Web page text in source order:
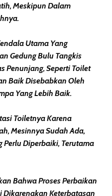
Meskipun Dalam
Utama Yang
Gedung Bulu Tangkis
Penunjang, Seperti Toilet
Baik Disebabkan Oleh
Yang Lebih Baik.
Toiletnya Karena
Mesinnya Sudah Ada,
Perlu Diperbaiki, Terutama
Bahwa Proses Perbaikan
Dikarenakan Keterbatasan